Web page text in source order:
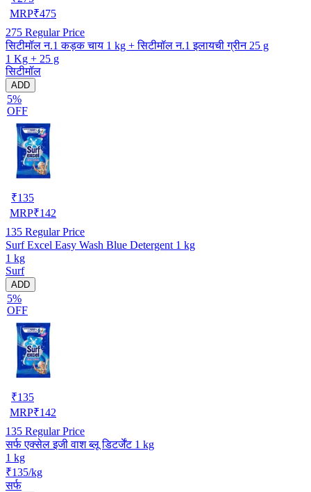
MRP₹475
275 Regular Price
सिटीमॉल न.1 कड़क चाय 1 kg + सिटीमॉल न.1 इलायची ग्रीन 25 g
1 Kg + 25 g
सिटीमॉल
ADD
5%
OFF
₹135
MRP₹142
135 Regular Price
Surf Excel Easy Wash Blue Detergent 1 kg
1 kg
Surf
ADD
5%
OFF
₹135
MRP₹142
135 Regular Price
सर्फ एक्सेल इजी वाश ब्लू डिटर्जेंट 1 kg
1 kg
₹135/kg
सर्फ